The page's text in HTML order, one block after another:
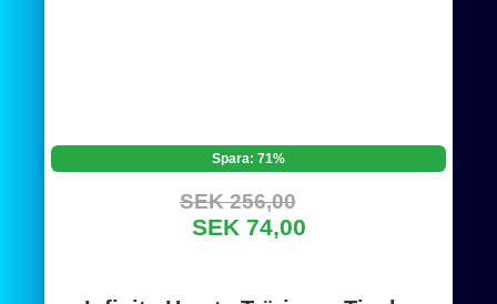
Spara: 71%
SEK 256,00
SEK 74,00